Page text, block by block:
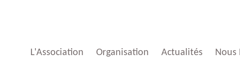
L'Association Organisation Actualités Nous